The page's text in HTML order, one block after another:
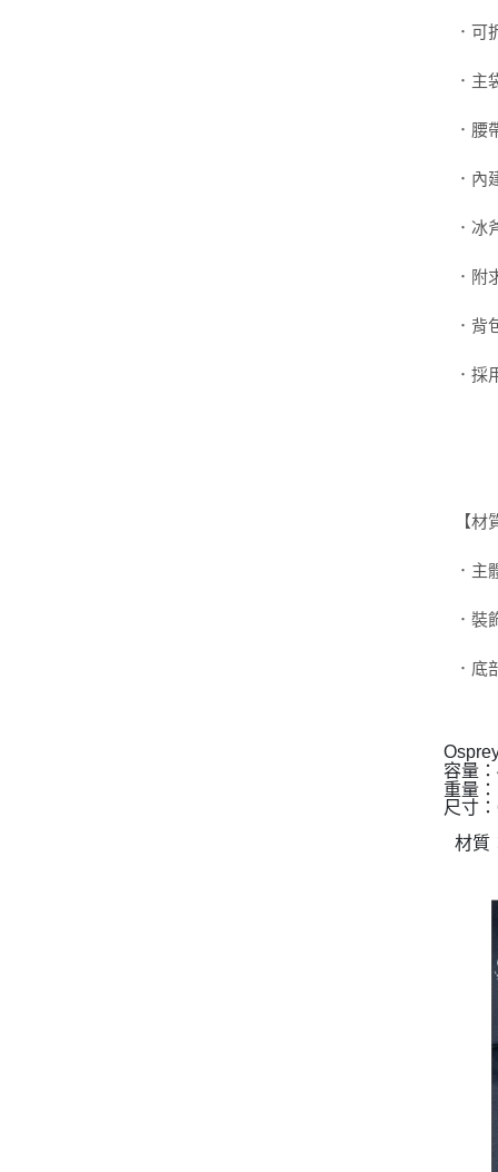
．可
．主
．腰
．
．冰
．附
．背
．採
【材
．主
．裝
．底
容量
重量
尺寸
材質